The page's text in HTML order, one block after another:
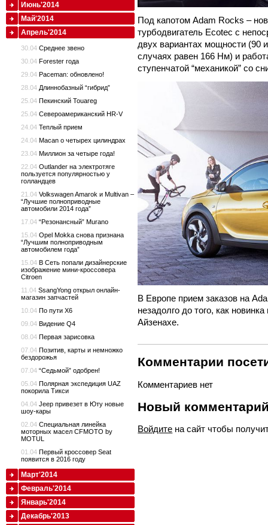
Под капотом Adam Rocks –
турбодвигатель Ecotec с
двух вариантах мощности (90
случаях равен 166 Нм) и
ступенчатой “механикой” со
В Европе прием заказов на
незадолго до того, как
Айзенахе.
Комментарии
Комментариев нет
Новый
Войдите на сайт чтобы
Июнь'2014
Май'2014
Апрель'2014
30.04 Среднее звено
30.04 Forester года
29.04 Paceman: обновлено!
28.04 Длиннобазный “гибрид”
25.04 Пекинский Touareg
25.04 Североамериканский HR-V
24.04 Теплый прием
24.04 Macan о четырех цилиндрах
23.04 Миллион за четыре года!
22.04 Outlander на электротяге
пользуется популярностью у
голландцев
21.04 Volkswagen Amarok и Multivan –
“Лучшие полноприводные
автомобили 2014 года”
17.04 “Резонансный” Murano
15.04 Opel Mokka снова признана
“Лучшим полноприводным
автомобилем года”
15.04 В Сеть попали дизайнерские
изображение мини-кроссовера
Citroen
11.04 SsangYong открыл онлайн-
магазин запчастей
10.04 По пути X6
09.04 Видение Q4
08.04 Первая зарисовка
07.04 Позитив, карты и немножко
бездорожья
07.04 “Седьмой” одобрен!
05.04 Полярная экспедиция UAZ
покорила Тикси
04.04 Jeep привезет в Юту новые
шоу-кары
02.04 Специальная линейка
моторных масел CFMOTO by
MOTUL
01.04 Первый кроссовер Seat
появится в 2016 году
Март'2014
Февраль'2014
Январь'2014
Декабрь'2013